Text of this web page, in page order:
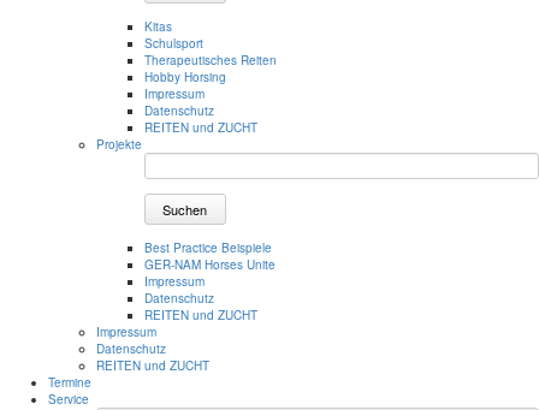
Kitas
Schulsport
Therapeutisches Reiten
Hobby Horsing
Impressum
Datenschutz
REITEN und ZUCHT
Projekte
Suchen
Best Practice Beispiele
GER-NAM Horses Unite
Impressum
Datenschutz
REITEN und ZUCHT
Impressum
Datenschutz
REITEN und ZUCHT
Termine
Service